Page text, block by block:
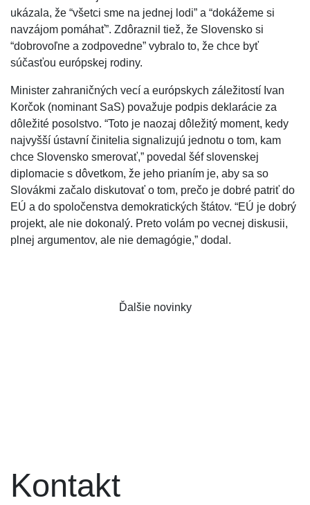
ukázala, že “všetci sme na jednej lodi” a “dokážeme si
navzájom pomáhať”. Zdôraznil tiež, že Slovensko si
“dobrovoľne a zodpovedne” vybralo to, že chce byť
súčasťou európskej rodiny.
Minister zahraničných vecí a európskych záležitostí Ivan
Korčok (nominant SaS) považuje podpis deklarácie za
dôležité posolstvo. “Toto je naozaj dôležitý moment, kedy
najvyšší ústavní činitelia signalizujú jednotu o tom, kam
chce Slovensko smerovať,” povedal šéf slovenskej
diplomacie s dôvetkom, že jeho prianím je, aby sa so
Slovákmi začalo diskutovať o tom, prečo je dobré patriť do
EÚ a do spoločenstva demokratických štátov. “EÚ je dobrý
projekt, ale nie dokonalý. Preto volám po vecnej diskusii,
plnej argumentov, ale nie demagógie,” dodal.
Ďalšie novinky
Kontakt